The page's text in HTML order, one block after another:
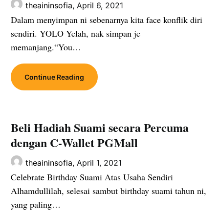
theaininsofia,April 6, 2021
Dalam menyimpan ni sebenarnya kita face konflik diri
sendiri. YOLO Yelah, nak simpan je
memanjang.“You…
Continue Reading
Beli Hadiah Suami secara Percuma
dengan C-Wallet PGMall
theaininsofia,April 1, 2021
Celebrate Birthday Suami Atas Usaha Sendiri
Alhamdullilah, selesai sambut birthday suami tahun ni,
yang paling…